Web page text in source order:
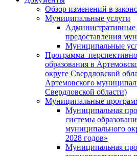
Обзор изменений в
Муниципальные услуги
Административные
предоставления
Муниципальные
Программа
образования в
округе Свердловской
Артемовского
Свердловской области)
Муниципальные
Муниципальная
системы
муниципального
2028 годов»
Муниципальная